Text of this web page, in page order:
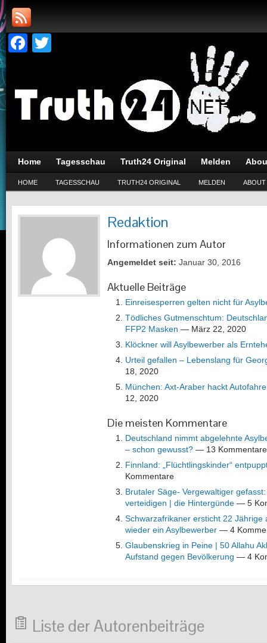
Facebook
Home Tagesschau Truth24 Original Melden
HOME TAGESSCHAU TRUTH24 ORIGINAL MELDEN ABOUT
Redaktion
Informationen zum Autor
Angemeldet seit: Januar 30, 2016
Aktuelle Beiträge
Einreisesperren gelten nicht für
Tödliches Gutmenschtum:
FFP2 Masken — März 22, 2020
Klöckner will Asylbewerber als
Urteil gefallen – Lebenslang für
18, 2020
München: Axt-Araber hackt
12, 2020
Die meisten Kommentare
Deutschland nimmt abgelehnte
– schon gewusst? — 13 Kommentare
Finnland: „Flüchtlingskinder“
Kommentare
Brutaler Säge- Vergewaltiger
verteidigen | die Hintergünde — 5
Schwarzafrikaner ersticht 22
wieder ein Asylbewerber — 4
Glaubenskrieg in Peine | 50 Allahu
Aufstand gegen Bevölkerung — 4
Liste der Autorenbeiträge